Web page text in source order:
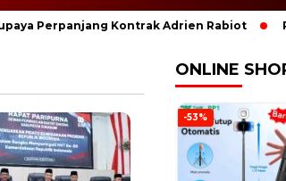
Perpanjang Kontrak Adrien Rabiot
ONLINE
-53%